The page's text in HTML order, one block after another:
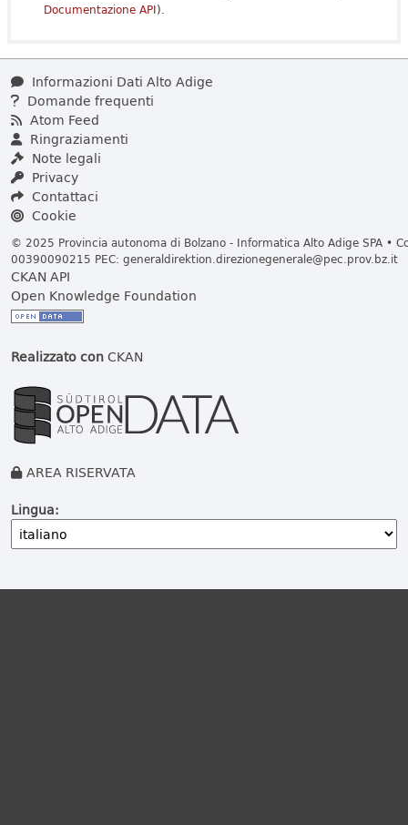
Documentazione API).
Informazioni Dati Alto Adige
Domande frequenti
Atom Feed
Ringraziamenti
Note legali
Privacy
Contattaci
Cookie
© 2025 Provincia autonoma di Bolzano - Informatica Alto Adige SPA •
00390090215 PEC: generaldirektion.direzionegenerale@pec.prov.bz.it
CKAN API
Open Knowledge Foundation
Realizzato conCKAN
AREA RISERVATA
Lingua